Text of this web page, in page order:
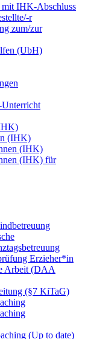
mit IHK-Abschluss
r
zum/zur
(UbH)
(IHK)
(IHK)
(IHK) für
Erzieher*in
Arbeit (DAA
(§7 KiTaG)
(Up to date)